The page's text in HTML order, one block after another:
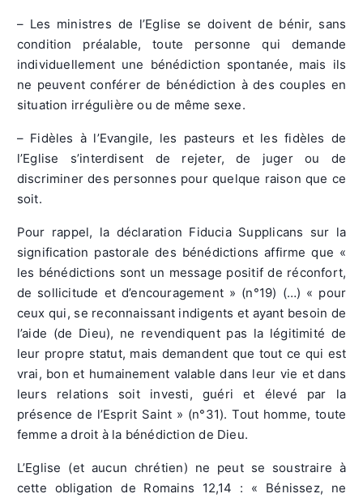
– Les ministres de l’Eglise se doivent de bénir, sans
condition préalable, toute personne qui demande
individuellement une bénédiction spontanée, mais ils
ne peuvent conférer de bénédiction à des couples en
situation irrégulière ou de même sexe.
– Fidèles à l’Evangile, les pasteurs et les fidèles de
l’Eglise s’interdisent de rejeter, de juger ou de
discriminer des personnes pour quelque raison que ce
soit.
Pour rappel, la déclaration Fiducia Supplicans sur la
signification pastorale des bénédictions affirme que «
les bénédictions sont un message positif de réconfort,
de sollicitude et d’encouragement » (n°19) (…) « pour
ceux qui, se reconnaissant indigents et ayant besoin de
l’aide (de Dieu), ne revendiquent pas la légitimité de
leur propre statut, mais demandent que tout ce qui est
vrai, bon et humainement valable dans leur vie et dans
leurs relations soit investi, guéri et élevé par la
présence de l’Esprit Saint » (n°31). Tout homme, toute
femme a droit à la bénédiction de Dieu.
L’Eglise (et aucun chrétien) ne peut se soustraire à
cette obligation de Romains 12,14 : « Bénissez, ne